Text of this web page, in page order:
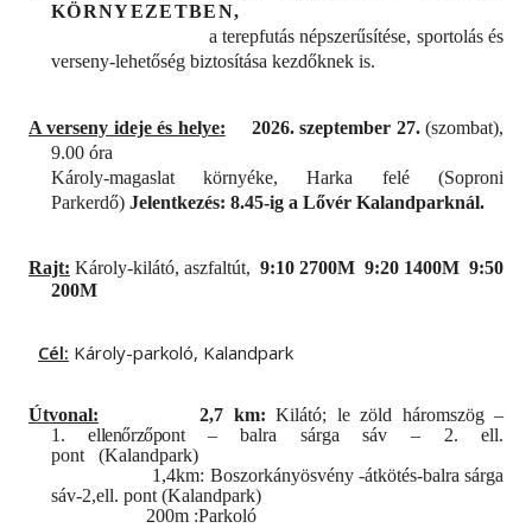
KÖRNYEZETBEN,
a terepfutás népszerűsítése, sportolás és
verseny-lehetőség biztosítása kezdőknek is.
A verseny ideje és helye: 2026. szeptember 27.(szombat),
9.00 óra
Károly-magaslat környéke, Harka felé (Soproni
Parkerdő)Jelentkezés: 8.45-ig a Lővér Kalandparknál.
Rajt: Károly-kilátó, aszfaltút, 9:10 2700M 9:20 1400M 9:50
200M
Cél: Károly-parkoló, Kalandpark
Útvonal: 2,7 km: Kilátó; le zöld háromszög –
1.ellenőrzőpont– balra sárga sáv – 2. ell.
pont
(Kalandpark)
1,4km: Boszorkányösvény -átkötés-balra sárga
sáv-2,ell. pont (Kalandpark)
200m :Parkoló